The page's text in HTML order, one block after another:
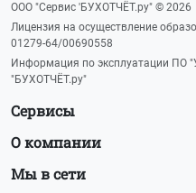
ООО "Сервис 'БУХОТЧЁТ.ру" © 2026
Лицензия на осуществление
01279-64/00690558
Информация по эксплуатации ПО
"БУХОТЧЁТ.ру"
Сервисы
О компании
Мы в сети